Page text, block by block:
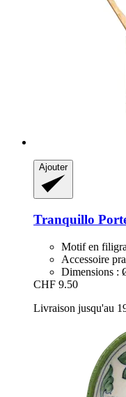
Ajouter
Tranquillo
Motif en
Accessoire
Dimensions :
CHF 9.50
Livraison jusqu'au